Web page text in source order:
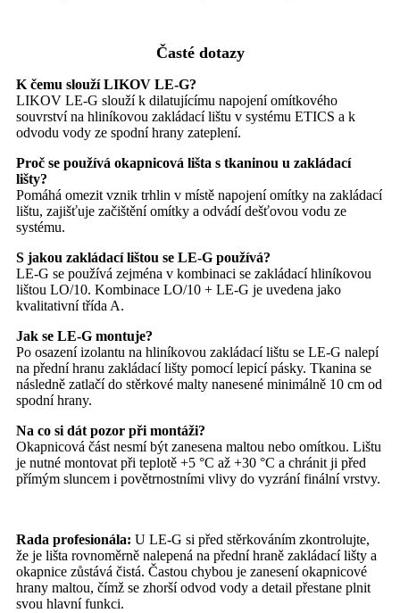
Časté dotazy
K čemu slouží LIKOV LE-G?
LIKOV LE-G slouží k dilatujícímu napojení omítkového
souvrství na hliníkovou zakládací lištu v systému ETICS a k
odvodu vody ze spodní hrany zateplení.
Proč se používá okapnicová lišta s tkaninou u zakládací
lišty?
Pomáhá omezit vznik trhlin v místě napojení omítky na zakládací
lištu, zajišťuje začištění omítky a odvádí dešťovou vodu ze
systému.
S jakou zakládací lištou se LE-G používá?
LE-G se používá zejména v kombinaci se zakládací hliníkovou
lištou LO/10. Kombinace LO/10 + LE-G je uvedena jako
kvalitativní třída A.
Jak se LE-G montuje?
Po osazení izolantu na hliníkovou zakládací lištu se LE-G nalepí
na přední hranu zakládací lišty pomocí lepicí pásky. Tkanina se
následně zatlačí do stěrkové malty nanesené minimálně 10 cm od
spodní hrany.
Na co si dát pozor při montáži?
Okapnicová část nesmí být zanesena maltou nebo omítkou. Lištu
je nutné montovat při teplotě +5 °C až +30 °C a chránit ji před
přímým sluncem i povětrnostními vlivy do vyzrání finální vrstvy.
Rada profesionála: U LE-G si před stěrkováním zkontrolujte,
že je lišta rovnoměrně nalepená na přední hraně zakládací lišty a
okapnice zůstává čistá. Častou chybou je zanesení okapnicové
hrany maltou, čímž se zhorší odvod vody a detail přestane plnit
svou hlavní funkci.